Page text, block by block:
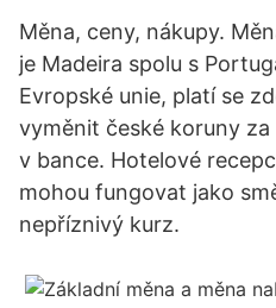
Měna, ceny, nákupy.
je Madeira spolu s
Evropské unie, platí se
vyměnit české koruny za
v bance. Hotelové
mohou fungovat jako
nepříznivý kurz.